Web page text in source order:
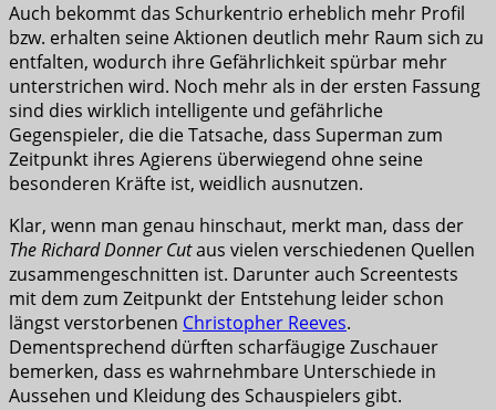
Auch bekommt das Schurkentrio erheblich mehr Profil
bzw. erhalten seine Aktionen deutlich mehr Raum sich zu
entfalten, wodurch ihre Gefährlichkeit spürbar mehr
unterstrichen wird. Noch mehr als in der ersten Fassung
sind dies wirklich intelligente und gefährliche
Gegenspieler, die die Tatsache, dass Superman zum
Zeitpunkt ihres Agierens überwiegend ohne seine
besonderen Kräfte ist, weidlich ausnutzen.
Klar, wenn man genau hinschaut, merkt man, dass der
The Richard Donner Cutaus vielen verschiedenen Quellen
zusammengeschnitten ist. Darunter auch Screentests
mit dem zum Zeitpunkt der Entstehung leider schon
längst verstorbenen Christopher Reeves.
Dementsprechend dürften scharfäugige Zuschauer
bemerken, dass es wahrnehmbare Unterschiede in
Aussehen und Kleidung des Schauspielers gibt.